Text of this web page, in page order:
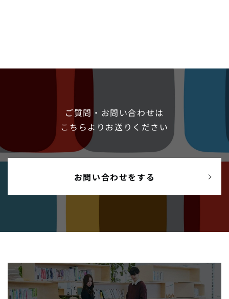
ご質問・お問い合わせは
こちらよりお送りください
お問い合わせをする